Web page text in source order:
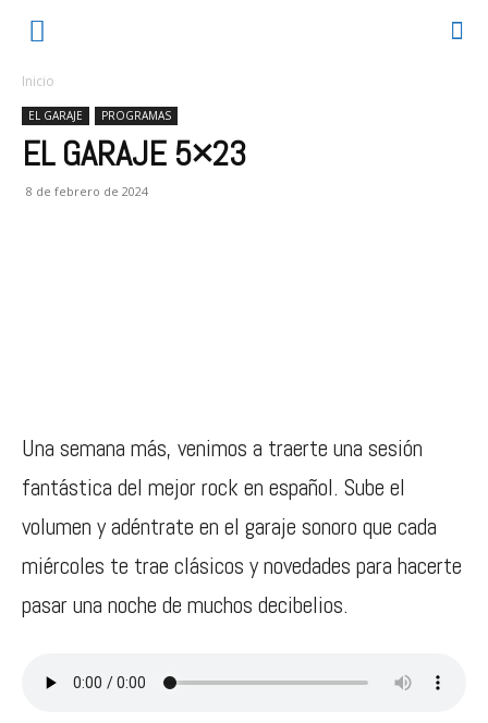
Inicio
EL GARAJE PROGRAMAS
EL GARAJE 5×23
8 de febrero de 2024
Una semana más, venimos a traerte una sesión
fantástica del mejor rock en español. Sube el
volumen y adéntrate en el garaje sonoro que cada
miércoles te trae clásicos y novedades para hacerte
pasar una noche de muchos decibelios.